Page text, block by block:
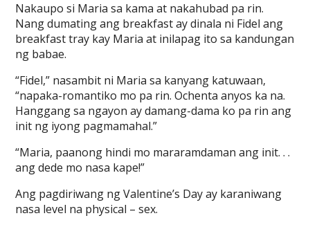
Nakaupo si Maria sa kama at nakahubad pa rin.
Nang dumating ang breakfast ay dinala ni Fidel ang
breakfast tray kay Maria at inilapag ito sa kandungan
ng babae.
“Fidel,” nasambit ni Maria sa kanyang katuwaan,
“napaka-romantiko mo pa rin. Ochenta anyos ka na.
Hanggang sa ngayon ay damang-dama ko pa rin ang
init ng iyong pagmamahal.”
“Maria, paanong hindi mo mararamdaman ang init. . .
ang dede mo nasa kape!”
Ang pagdiriwang ng Valentine’s Day ay karaniwang
nasa level na physical – sex.